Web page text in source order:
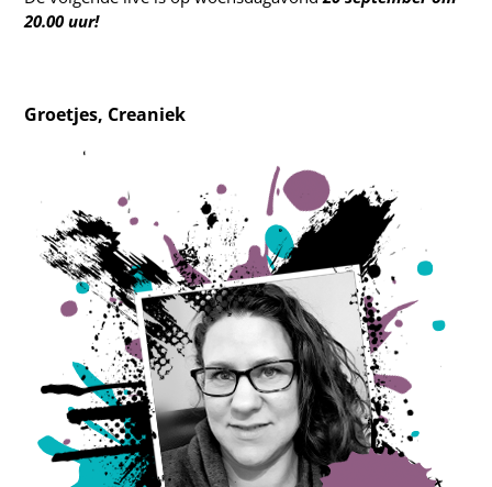
20.00 uur!
Groetjes, Creaniek